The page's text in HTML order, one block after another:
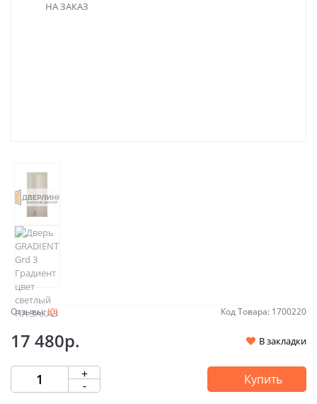
Отзывы:(0) Код Товара: 1700220
17 480р. В закладки
+
- Купить